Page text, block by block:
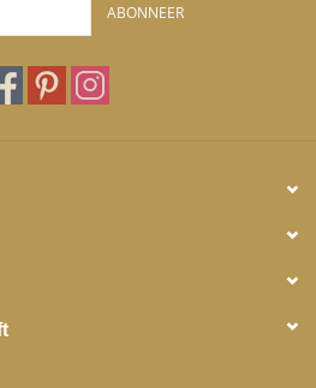
ABONNEER